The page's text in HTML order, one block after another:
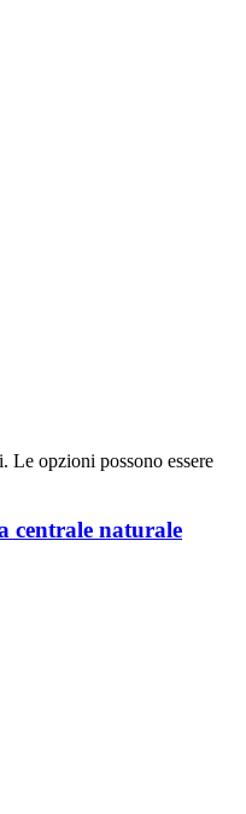
Le opzioni possono essere
centrale naturale